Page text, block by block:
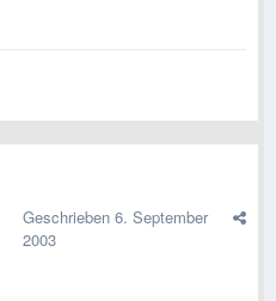
Geschrieben 6. September
2003